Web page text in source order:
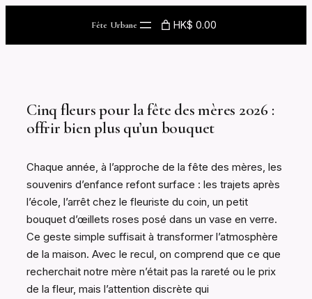
content
Fête Urbane HK$ 0.00
Cinq fleurs pour la fête des mères 2026 :
offrir bien plus qu’un bouquet
Chaque année, à l’approche de la fête des mères, les
souvenirs d’enfance refont surface : les trajets après
l’école, l’arrêt chez le fleuriste du coin, un petit
bouquet d’œillets roses posé dans un vase en verre.
Ce geste simple suffisait à transformer l’atmosphère
de la maison. Avec le recul, on comprend que ce que
recherchait notre mère n’était pas la rareté ou le prix
de la fleur, mais l’attention discrète qui